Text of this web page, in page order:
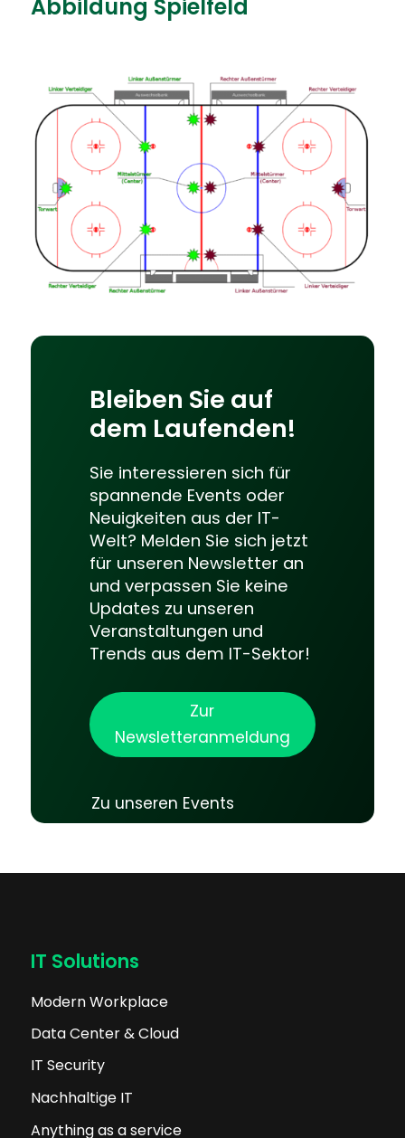
Abbildung Spielfeld
Bleiben Sie auf
dem Laufenden!
Sie interessieren sich für
spannende Events oder
Neuigkeiten aus der IT-
Welt? Melden Sie sich jetzt
für unseren Newsletter an
und verpassen Sie keine
Updates zu unseren
Veranstaltungen und
Trends aus dem IT-Sektor!
Zur
Newsletteranmeldung
Zu unseren Events
IT Solutions
Modern Workplace
Data Center & Cloud
IT Security
Nachhaltige IT
Anything as a service